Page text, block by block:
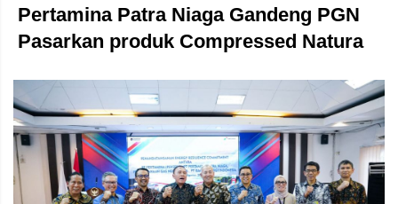
Pertamina Patra Niaga Gandeng PGN
Pasarkan produk Compressed Natura